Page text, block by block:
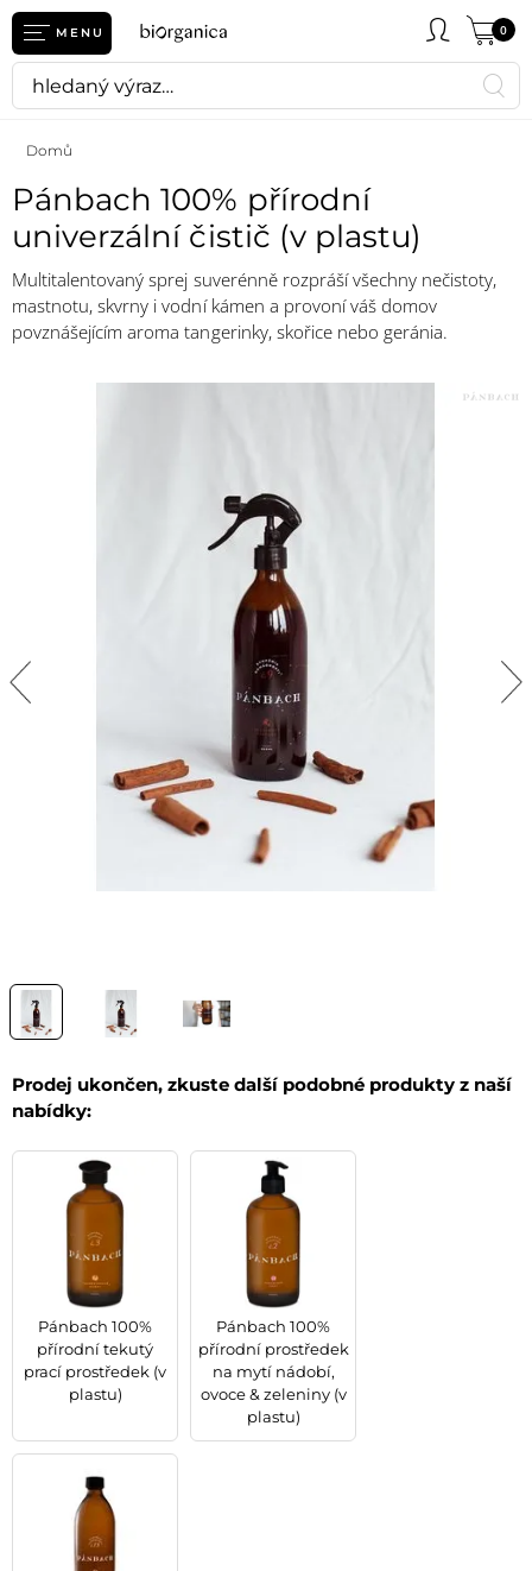
MENU 0
Domů
Pánbach 100% přírodní
univerzální čistič (v plastu)
Multitalentovaný sprej suverénně rozpráší všechny nečistoty,
mastnotu, skvrny i vodní kámen a provoní váš domov
povznášejícím aroma tangerinky, skořice nebo geránia.
Prodej ukončen, zkuste další podobné produkty z naší
nabídky:
Pánbach 100%
přírodní tekutý
prací prostředek (v
plastu)
Pánbach 100%
přírodní prostředek
na mytí nádobí,
ovoce & zeleniny (v
plastu)